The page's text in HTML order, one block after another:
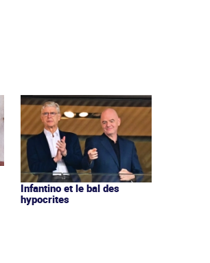
Infantino et le bal des
hypocrites